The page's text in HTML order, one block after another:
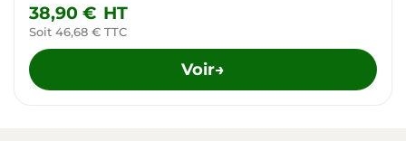
38,90 € HT
Soit 46,68 € TTC
Voir→